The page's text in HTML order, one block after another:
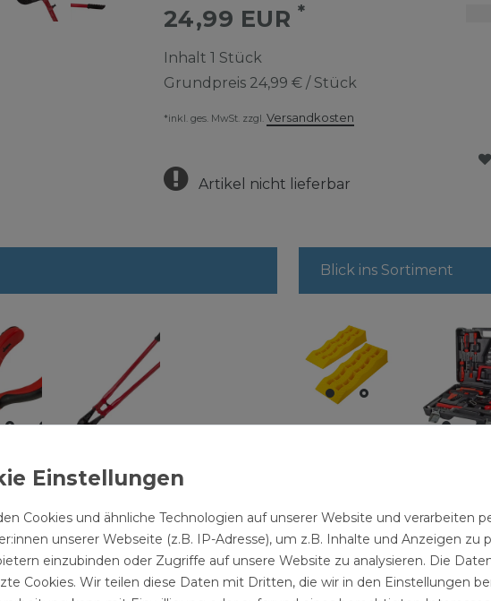
24,99 EUR *
Inhalt 1 Stück
Grundpreis 24,99 € / Stück
*inkl. ges. MwSt. zzgl. Versandkosten
Artikel nicht lieferbar
CR-V
Bolzenschneider
39,99 € *
Blick ins Sortiment
1 Paar | 39,99 € /
Paar
39,99 € *
1 Set | 39,99
Cookies und ähnliche Technologien auf unserer Website und verarbeiten
unserer Webseite (z.B. IP-Adresse), um z.B. Inhalte und Anzeigen zu
einzubinden oder Zugriffe auf unsere Website zu analysieren. Die
Cookies. Wir teilen diese Daten mit Dritten, die wir in den Einstellungen